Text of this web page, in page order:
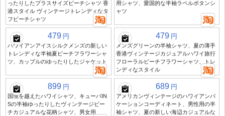
ったりしたプラスサイズビーチシャツ 香
港スタイル ヴィンテージトレンディなタ
フビーチシャツ
用シャツ、愛国的な半袖ラペルボタンシ
ャツ
479 円
ハワイアンアイスシルクメンズの新しい
トレンディな半袖夏ビーチフラワーシャ
ツ、カップルのゆったりしたジャケット
479 円
メンズグリーンの半袖シャツ、夏の薄手
香港ヴィンテージカジュアルハワイ旅行
フローラルビーチフラワーシャツ、トレ
ンディなスタイル
899 円
国境を越えたハワイシャツ、キューバIN
Sの半袖ゆったりしたヴィンテージビー
チカジュアルな花柄シャツ、男女用
689 円
アメリカンヴィンテージのハワイアンバ
ケーションコーディネート、男性用の半
袖シャツ、夏の新しい海辺カジュアルな